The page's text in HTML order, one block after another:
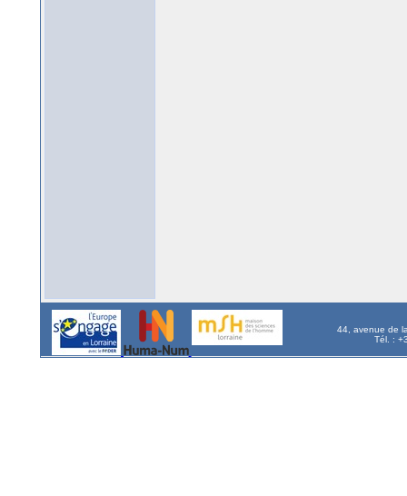
44, avenue de
Tél. :